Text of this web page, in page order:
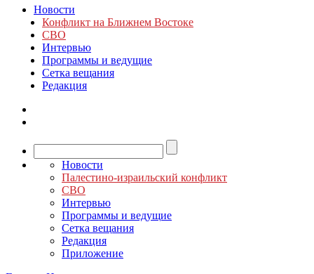
Новости
Конфликт на Ближнем Востоке
СВО
Интервью
Программы и ведущие
Сетка вещания
Редакция
Новости
Палестино-израильский конфликт
СВО
Интервью
Программы и ведущие
Сетка вещания
Редакция
Приложение